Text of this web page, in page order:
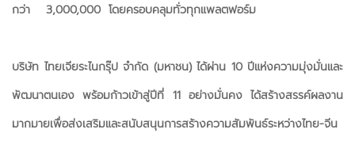
กว่า 3,000,000 โดยครอบคลุมทั่วทุกแพลตฟอร์ม
บริษัท ไทยเจียระไนกรุ๊ป จำกัด (มหาชน) ได้ผ่าน 10 ปีแห่งความมุ่งมั่นและ
พัฒนาตนเอง พร้อมก้าวเข้าสู่ปีที่ 11 อย่างมั่นคง ได้สร้างสรรค์ผลงาน
มากมายเพื่อส่งเสริมและสนับสนุนการสร้างความสัมพันธ์ระหว่างไทย-จีน